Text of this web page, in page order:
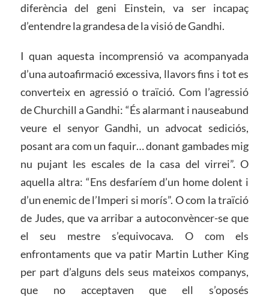
diferència del geni Einstein, va ser incapaç
d’entendre la grandesa de la visió de Gandhi.
I quan aquesta incomprensió va acompanyada
d’una autoafirmació excessiva, llavors fins i tot es
converteix en agressió o traïció. Com l’agressió
de Churchill a Gandhi: “És alarmant i nauseabund
veure el senyor Gandhi, un advocat sediciós,
posant ara com un faquir… donant gambades mig
nu pujant les escales de la casa del virrei”. O
aquella altra: “Ens desfaríem d’un home dolent i
d’un enemic de l’Imperi si morís”. O com la traïció
de Judes, que va arribar a autoconvèncer-se que
el seu mestre s’equivocava. O com els
enfrontaments que va patir Martin Luther King
per part d’alguns dels seus mateixos companys,
que no acceptaven que ell s’oposés